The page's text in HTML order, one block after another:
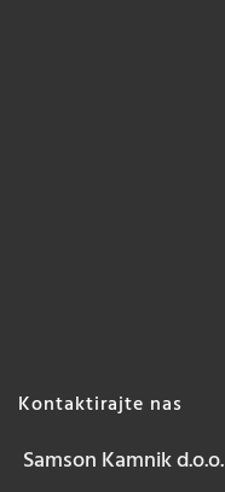
Kontaktirajte nas
Samson Kamnik d.o.o.